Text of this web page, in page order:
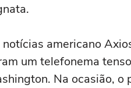
americano
um telefonema
Na ocasião,